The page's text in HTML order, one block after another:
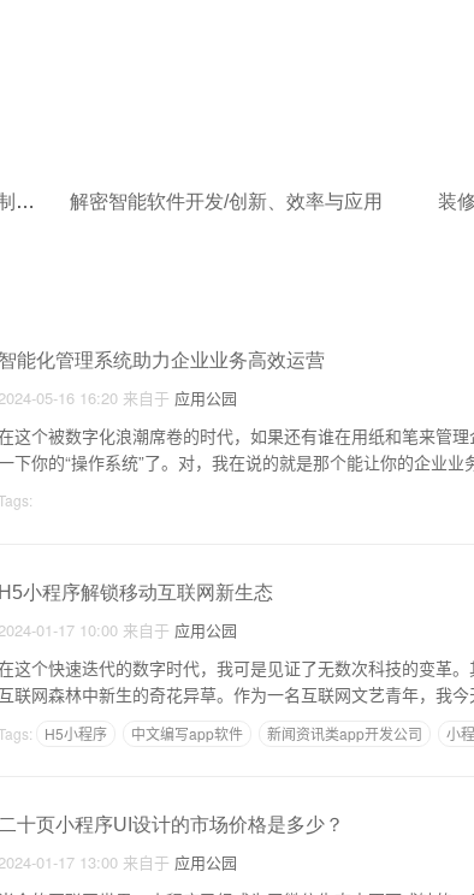
H5小程序二次开发：实现个性化定制和超强性能 解密智能软件开发/创新、效率与应用 装
智能化管理系统助力企业业务高效运营
05-16 16:20 来自于 应用公园
这个被数字化浪潮席卷的时代，如果还有谁在用纸和笔来管
下你的“操作系统”了。对，我在说的就是那个能让你的企业
H5小程序解锁移动互联网新生态
01-17 10:00 来自于 应用公园
这个快速迭代的数字时代，我可是见证了无数次科技的变革
互联网森林中新生的奇花异草。作为一名互联网文艺青年，我
H5小程序 中文编写app软件 新闻资讯类app开发公司 小
二十页小程序UI设计的市场价格是多少？
01-17 13:00 来自于 应用公园